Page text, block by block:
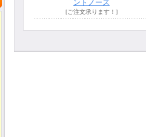
ントノーズ
[ご注文承ります！]